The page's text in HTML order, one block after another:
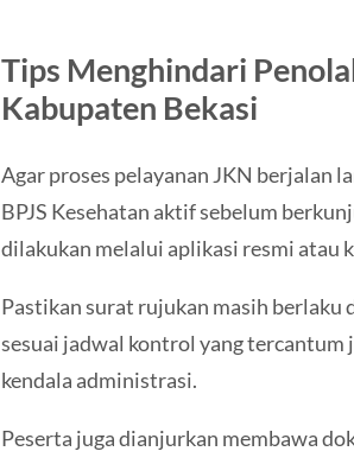
Tips Menghindari
Kabupaten Bekasi
Agar proses pelayanan JKN berjalan
BPJS Kesehatan aktif sebelum
dilakukan melalui aplikasi resmi atau
Pastikan surat rujukan masih berlaku
sesuai jadwal kontrol yang
kendala administrasi.
Peserta juga dianjurkan membawa